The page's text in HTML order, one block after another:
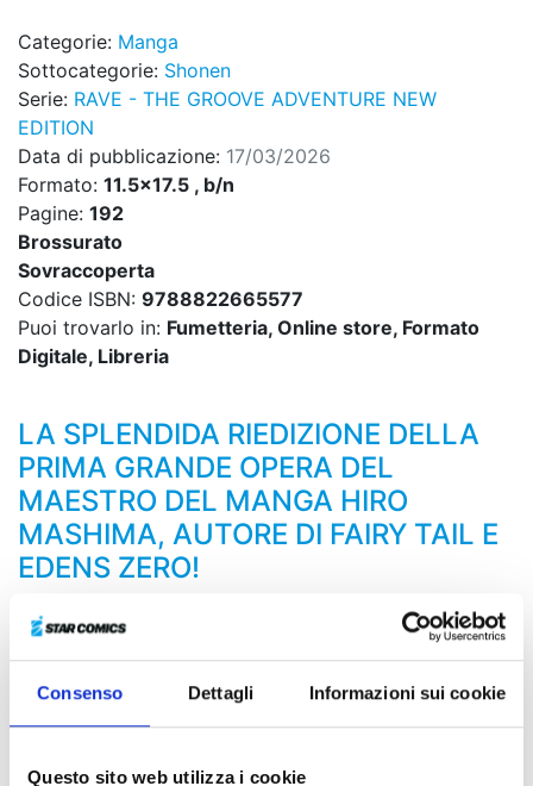
Consenso Dettagli Informazioni sui cookie
Questo sito web utilizza i cookie
Categorie: Manga
Sottocategorie: Shonen
Serie: RAVE - THE GROOVE ADVENTURE NEW
EDITION
Data di pubblicazione: 17/03/2026
Formato: 11.5x17.5 , b/n
Pagine: 192
Brossurato
Sovraccoperta
Codice ISBN: 9788822665577
Puoi trovarlo in: Fumetteria, Online store, Formato
Digitale, Libreria
LA SPLENDIDA RIEDIZIONE DELLA
PRIMA GRANDE OPERA DEL
MAESTRO DEL MANGA HIRO
MASHIMA, AUTORE DI FAIRY TAIL E
EDENS ZERO!
Il futuro del Mondo Maligno è ora nelle mani di Haru
ed Elie! Finalmente è tempo che tutti i sentimenti così
a lungo accumulati si trasformino nella lama in grado
di chiudere ogni questione! Purtroppo, però, in quello
stesso momento un vero diavolo discende nel Mondo